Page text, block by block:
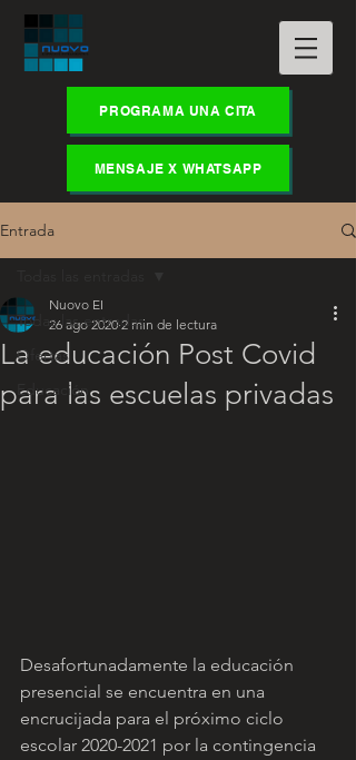
PROGRAMA UNA CITA
MENSAJE X WHATSAPP
Entrada
Todas las entradas
Ofertas
Educación
La educación Post Covid
para las escuelas privadas
Nuovo EI
26 ago 2020 2 min de lectura
Desafortunadamente la educación
presencial se encuentra en una
encrucijada para el próximo ciclo
escolar 2020-2021 por la contingencia